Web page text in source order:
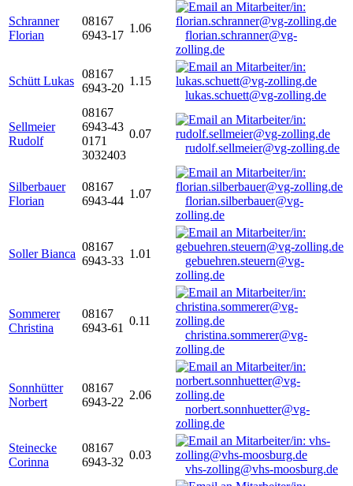
Schranner
Florian
08167
6943-17
1.06
florian.schranner@vg-
zolling.de
Schütt Lukas
08167
6943-20
1.15
lukas.schuett@vg-zolling.de
Sellmeier
Rudolf
08167
6943-43
0171
3032403
0.07
rudolf.sellmeier@vg-zolling.de
Silberbauer
Florian
08167
6943-44
1.07
florian.silberbauer@vg-
zolling.de
Soller Bianca
08167
6943-33
1.01
gebuehren.steuern@vg-
zolling.de
Sommerer
Christina
08167
6943-61
0.11
christina.sommerer@vg-
zolling.de
Sonnhütter
Norbert
08167
6943-22
2.06
norbert.sonnhuetter@vg-
zolling.de
Steinecke
Corinna
08167
6943-32
0.03
vhs-zolling@vhs-moosburg.de